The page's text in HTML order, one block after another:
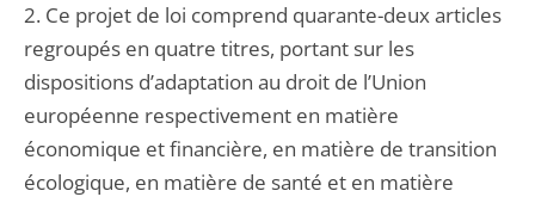
2. Ce projet de loi comprend quarante-deux articles
regroupés en quatre titres, portant sur les
dispositions d’adaptation au droit de l’Union
européenne respectivement en matière
économique et financière, en matière de transition
écologique, en matière de santé et en matière